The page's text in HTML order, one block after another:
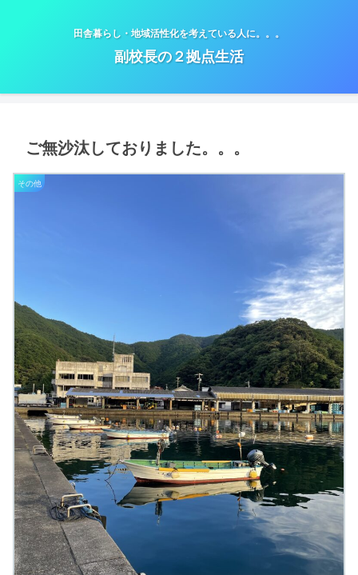
田舎暮らし・地域活性化を考えている人に。。。
副校長の２拠点生活
ご無沙汰しておりました。。。
その他